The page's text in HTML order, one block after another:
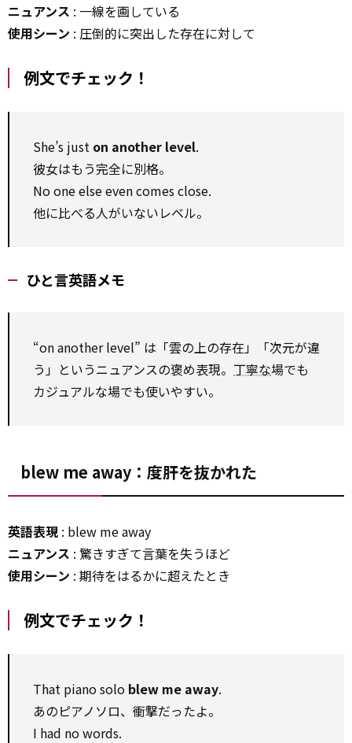
ニュアンス : 一線を画している
使用シーン : 圧倒的に突出した存在に対して
例文でチェック！
She’s just on another level.
彼女はもう完全に別格。
No one else even comes close.
他に比べる人がいないレベル。
ひと言英語メモ
“on another level” は「雲の上の存在」「次元が違
う」というニュアンスの褒め表現。 丁寧な場でも
カジュアルな場でも使いやすい。
blew me away：度肝を抜かれた
英語表現 : blew me away
ニュアンス : 驚きすぎて言葉を失うほど
使用シーン : 期待をはるかに超えたとき
例文でチェック！
That piano solo blew me away.
あのピアノソロ、衝撃だったよ。
I had no words.